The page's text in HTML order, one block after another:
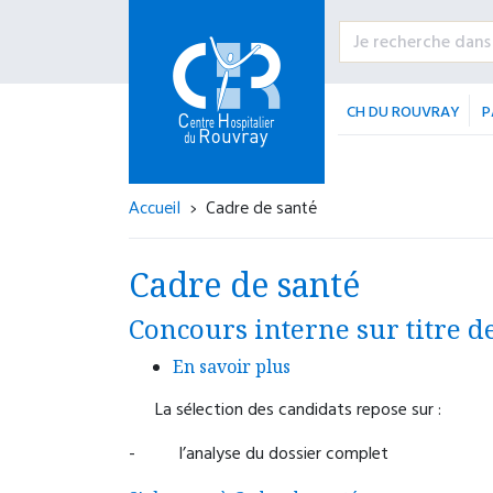
Urgence psychiatrique avec nécessité
d’une prise en charge somatique
(intoxication, blessure, altération de
général, etc)
CHU - Hôpitaux de Rouen Hôpital
Charles Nicolle
76031 Rouen cedex
02 32 88 89 90
Accueil 24h/24.
CH DU ROUVRAY
Accueil Cadre de santé
Cadre de santé
Concours interne sur titre
En savoir plus
La sélection des candidats repose sur :
- l’analyse du dossier complet